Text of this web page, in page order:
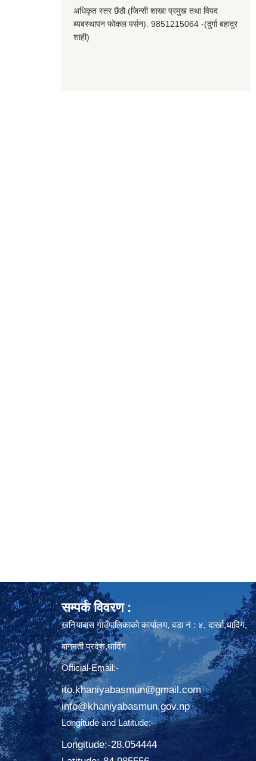
अधिकृत स्तर छैठौ (जिन्सी शाखा प्रमुख तथा विपद
ब्यबस्थापन फोकल पर्सन): 9851215064 -(दुर्गा बहादुर
शाही)
सम्पर्क विवरण :
खनियाबास गाउँपालिकाको कार्यालय, वडा नं : ४, दार्खा,धादिंग,
बागमती प्रदेश,धादिंग
Official-Email:-
ito.khaniyabasmun@gmail.com
info@khaniyabasmun.gov.np
Longitude and Latitude:-
Longitude:-28.054444